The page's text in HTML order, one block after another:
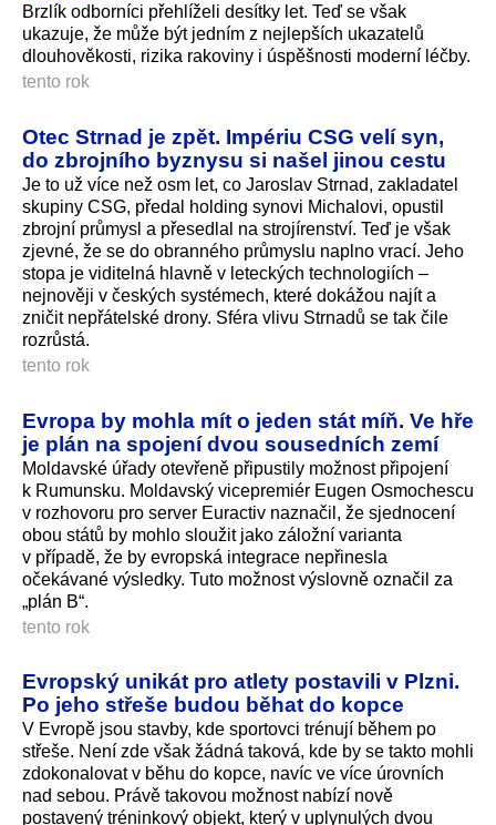
Brzlík odborníci přehlíželi desítky let. Teď se však
ukazuje, že může být jedním z nejlepších ukazatelů
dlouhověkosti, rizika rakoviny i úspěšnosti moderní léčby.
tento rok
Otec Strnad je zpět. Impériu CSG velí syn,
do zbrojního byznysu si našel jinou cestu
Je to už více než osm let, co Jaroslav Strnad, zakladatel
skupiny CSG, předal holding synovi Michalovi, opustil
zbrojní průmysl a přesedlal na strojírenství. Teď je však
zjevné, že se do obranného průmyslu naplno vrací. Jeho
stopa je viditelná hlavně v leteckých technologiích –
nejnověji v českých systémech, které dokážou najít a
zničit nepřátelské drony. Sféra vlivu Strnadů se tak čile
rozrůstá.
tento rok
Evropa by mohla mít o jeden stát míň. Ve hře
je plán na spojení dvou sousedních zemí
Moldavské úřady otevřeně připustily možnost připojení
k Rumunsku. Moldavský vicepremiér Eugen Osmochescu
v rozhovoru pro server Euractiv naznačil, že sjednocení
obou států by mohlo sloužit jako záložní varianta
v případě, že by evropská integrace nepřinesla
očekávané výsledky. Tuto možnost výslovně označil za
„plán B“.
tento rok
Evropský unikát pro atlety postavili v Plzni.
Po jeho střeše budou běhat do kopce
V Evropě jsou stavby, kde sportovci trénují během po
střeše. Není zde však žádná taková, kde by se takto mohli
zdokonalovat v běhu do kopce, navíc ve více úrovních
nad sebou. Právě takovou možnost nabízí nově
postavený tréninkový objekt, který v uplynulých dvou